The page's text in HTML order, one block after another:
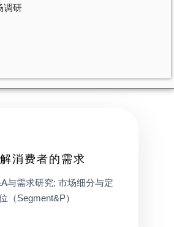
调研
装/口味测试-盈海咨询
念的产生
消费者的需求
与需求研究; 市场细分与定
（Segment&P）